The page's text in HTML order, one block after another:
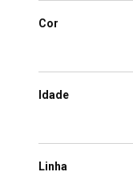
Cor
Idade
Linha